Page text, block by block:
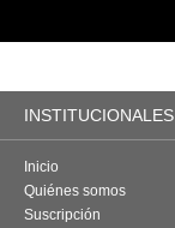
INSTITUCIONALES
Inicio
Quiénes somos
Suscripción